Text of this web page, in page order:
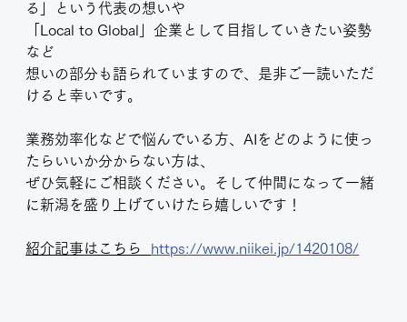
る」という代表の想いや
「Local to Global」企業として目指していきたい姿勢
など
想いの部分も語られていますので、是非ご一読いただ
けると幸いです。
業務効率化などで悩んでいる方、AIをどのように使っ
たらいいか分からない方は、
ぜひ気軽にご相談ください。そして仲間になって一緒
に新潟を盛り上げていけたら嬉しいです！
紹介記事はこちら https://www.niikei.jp/1420108/